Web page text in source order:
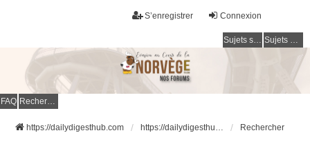
Connexion
S’enregistrer
Sujets sans réponse Sujets actifs
FAQ Rechercher
https://dailydigesthub.com https://dailydigesthub.com Rechercher